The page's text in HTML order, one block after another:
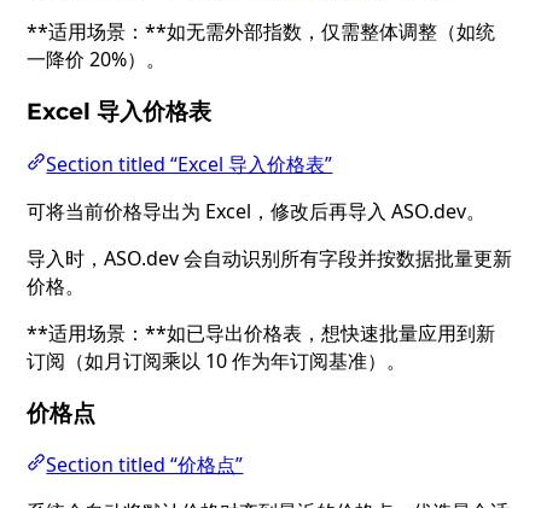
**适用场景：**如无需外部指数，仅需整体调整（如统
一降价 20%）。
Excel 导入价格表
Section titled “Excel 导入价格表”
可将当前价格导出为 Excel，修改后再导入 ASO.dev。
导入时，ASO.dev 会自动识别所有字段并按数据批量更新
价格。
**适用场景：**如已导出价格表，想快速批量应用到新
订阅（如月订阅乘以 10 作为年订阅基准）。
价格点
Section titled “价格点”